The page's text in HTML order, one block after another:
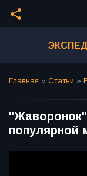
share
Главная » Статьи »
популярной